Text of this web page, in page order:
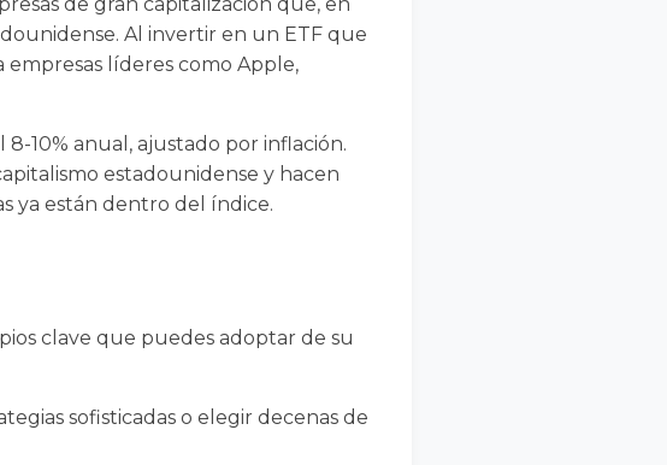
Al invertir en un ETF que
líderes como Apple,
10% anual, ajustado por inflación.
estadounidense y hacen
ya están dentro del índice.
clave que puedes adoptar de su
sofisticadas o elegir decenas de